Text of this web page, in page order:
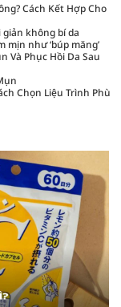
Cách Kết Hợp Cho
không bí da
như ‘búp măng’
Và Phục Hồi Da Sau
Chọn Liệu Trình Phù